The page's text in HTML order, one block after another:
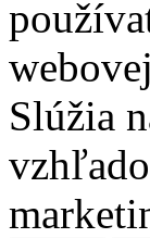
Slúžia